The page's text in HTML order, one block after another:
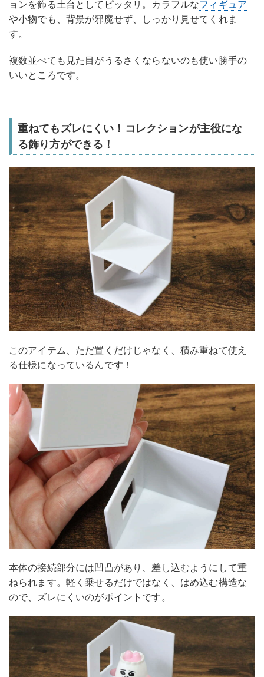
ョンを飾る土台としてピッタリ。カラフルなフィギュア
や小物でも、背景が邪魔せず、しっかり見せてくれま
す。
複数並べても見た目がうるさくならないのも使い勝手の
いいところです。
重ねてもズレにくい！コレクションが主役にな
る飾り方ができる！
このアイテム、ただ置くだけじゃなく、積み重ねて使え
る仕様になっているんです！
本体の接続部分には凹凸があり、差し込むようにして重
ねられます。軽く乗せるだけではなく、はめ込む構造な
ので、ズレにくいのがポイントです。